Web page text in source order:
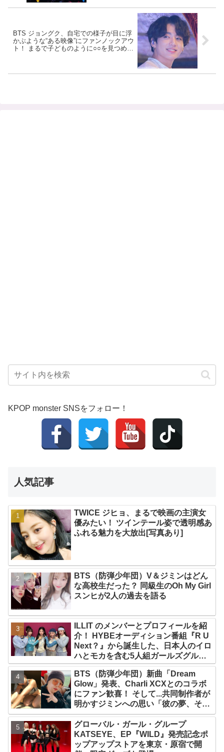
貴重なコラボステージを多数収録
BTS ジョングク、自宅での様子が目に浮
かぶような“ある映像”にファンノックアウ
ト！ まるで子どものように○○を見つめる
KPOP monster SNSをフォロー！
人気記事
TWICE ジヒョ、まるで映画の主演女
優みたい！ ツインテール姿で透明感あ
ふれる魅力を大放出[写真あり]
BTS（防弾少年団）V＆ジミンはどん
な高校生だった？ 同級生のOh My Girl
スンヒが2人の過去を語る
ILLIT のメンバーとプロフィールを紹
介！ HYBEオーディション番組『R U
Next？』から誕生した、日本人のイロ
ハとモカを含む5人組ガールズグルー
プ！ デビュー曲「Magnetic」がいき
なりの大ヒット
BTS（防弾少年団）新曲「Dream
Glow」発表、Charli XCXとのコラボ
にファン歓喜！ そして...共同制作者が
明かすジミンへの思い「彼の夢、そし
て彼の絶望から生まれた歌」
グローバル・ガール・グループ
KATSEYE、EP『WILD』発売記念ポ
ップアップストアを東京・原宿で開